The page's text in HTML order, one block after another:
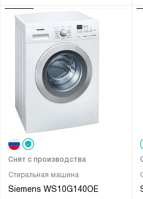
Стиральная машина
Siemens WS10G140OE
Снят с производства